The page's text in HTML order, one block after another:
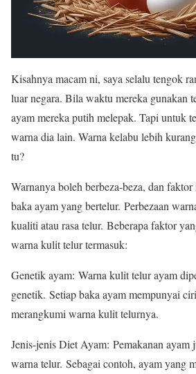
Kisahnya macam ni, saya selalu tengok
luar negara. Bila waktu mereka gunakan
ayam mereka putih melepak. Tapi untuk
warna dia lain. Warna kelabu lebih
tu?
Warnanya boleh berbeza-beza, dan
baka ayam yang bertelur. Perbezaan
kualiti atau rasa telur. Beberapa faktor
warna kulit telur termasuk:
Genetik ayam: Warna kulit telur ayam
genetik. Setiap baka ayam mempunyai
merangkumi warna kulit telurnya.
Jenis-jenis Diet Ayam: Pemakanan ayam
warna telur. Sebagai contoh, ayam yang